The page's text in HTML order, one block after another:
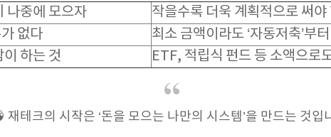
나중에 모으자
작을수록 더욱 계획적으로 써야
없다
최소 금액이라도 ‘자동저축’부
하는 것
ETF, 적립식 펀드 등 소액으로
재테크의 시작은 ‘돈을 모으는 나만의 시스템’을 만드는 것입